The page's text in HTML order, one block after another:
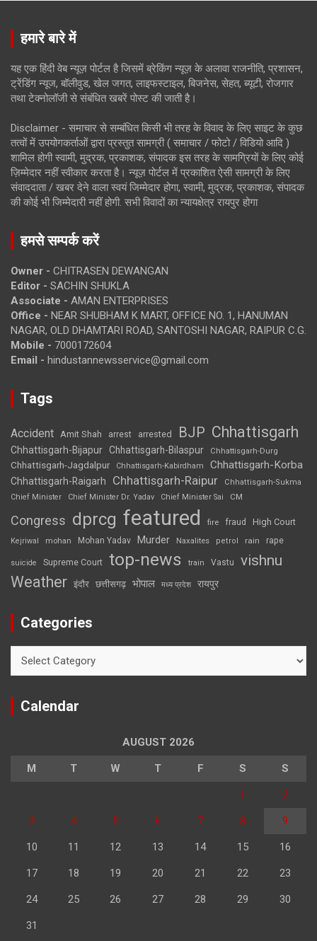
हमारे बारे में
यह एक हिंदी वेब न्यूज़ पोर्टल है जिसमें ब्रेकिंग न्यूज़ के अलावा राजनीति, प्रशासन,
ट्रेंडिंग न्यूज, बॉलीवुड, खेल जगत, लाइफस्टाइल, बिजनेस, सेहत, ब्यूटी, रोजगार
तथा टेक्नोलॉजी से संबंधित खबरें पोस्ट की जाती है।
Disclaimer - समाचार से सम्बंधित किसी भी तरह के विवाद के लिए साइट के कुछ
तत्वों में उपयोगकर्ताओं द्वारा प्रस्तुत सामग्री ( समाचार / फोटो / विडियो आदि )
शामिल होगी स्वामी, मुद्रक, प्रकाशक, संपादक इस तरह के सामग्रियों के लिए कोई
ज़िम्मेदार नहीं स्वीकार करता है। न्यूज़ पोर्टल में प्रकाशित ऐसी सामग्री के लिए
संवाददाता / खबर देने वाला स्वयं जिम्मेदार होगा, स्वामी, मुद्रक, प्रकाशक, संपादक
की कोई भी जिम्मेदारी नहीं होगी. सभी विवादों का न्यायक्षेत्र रायपुर होगा
हमसे सम्पर्क करें
Owner - CHITRASEN DEWANGAN
Editor - SACHIN SHUKLA
Associate - AMAN ENTERPRISES
Office - NEAR SHUBHAM K MART, OFFICE NO. 1, HANUMAN
NAGAR, OLD DHAMTARI ROAD, SANTOSHI NAGAR, RAIPUR C.G.
Mobile - 7000172604
Email - hindustannewsservice@gmail.com
Tags
Accident Amit Shah arrest arrested BJP Chhattisgarh
Chhattisgarh-Bijapur Chhattisgarh-Bilaspur Chhattisgarh-Durg
Chhattisgarh-Jagdalpur Chhattisgarh-Kabirdham Chhattisgarh-Korba
Chhattisgarh-Raigarh Chhattisgarh-Raipur
Chhattisgarh-Sukma
Chief Minister
Chief Minister Dr. Yadav Chief Minister Sai CM
Congress dprcg featured fire fraud High Court
Kejriwal mohan Mohan Yadav Murder Naxalites petrol rain rape
suicide Supreme Court top-news train Vastu vishnu
Weather इंदौर छत्तीसगढ़ भोपाल मध्य प्रदेश रायपुर
Categories
Calendar
AUGUST 2026
M T W T F S S
1 2
3 4 5 6 7 8 9
10 11 12 13 14 15 16
17 18 19 20 21 22 23
24 25 26 27 28 29 30
31